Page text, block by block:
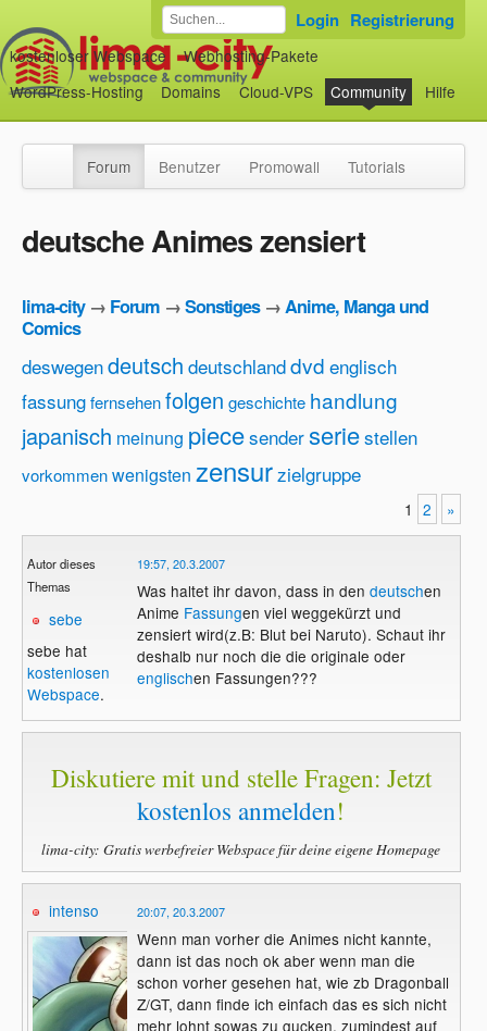
kostenloser Webspace
Webhosting-Pakete
WordPress-Hosting
Domains Cloud-VPS Community Hilfe
Login Registrierung
Forum Benutzer Promowall Tutorials
deutsche Animes zensiert
lima-city→ Forum →Sonstiges→Anime, Manga und
Comics
deswegendeutsch deutschlanddvd englisch
fassungfernsehenfolgen geschichte handlung
japanisch meinung piecesenderseriestellen
vorkommenwenigsten zensurzielgruppe
1 2 »
Autor dieses
Themas
sebe
sebe hat
kostenlosen
Webspace.
19:57, 20.3.2007
Was haltet ihr davon, dass in den deutschen
Anime Fassungen viel weggekürzt und
zensiert wird(z.B: Blut bei Naruto). Schaut ihr
deshalb nur noch die die originale oder
englischen Fassungen???
Diskutiere mit und stelle Fragen: Jetzt
kostenlos anmelden!
lima-city: Gratis werbefreier Webspace für deine eigene Homepage
intenso 20:07, 20.3.2007
Wenn man vorher die Animes nicht kannte,
dann ist das noch ok aber wenn man die
schon vorher gesehen hat, wie zb Dragonball
Z/GT, dann finde ich einfach das es sich nicht
mehr lohnt sowas zu gucken, zumindest auf